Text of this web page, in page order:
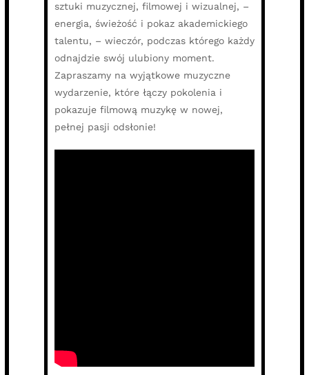
sztuki muzycznej, filmowej i wizualnej, –
energia, świeżość i pokaz akademickiego
talentu, – wieczór, podczas którego każdy
odnajdzie swój ulubiony moment.
Zapraszamy na wyjątkowe muzyczne
wydarzenie, które łączy pokolenia i
pokazuje filmową muzykę w nowej,
pełnej pasji odsłonie!